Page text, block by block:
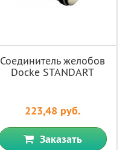
Соединитель желобов
Docke STANDART
223,48 руб.
Заказать